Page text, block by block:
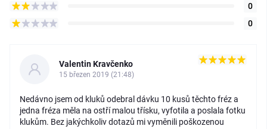
0
0
Valentin Kravčenko
15 březen 2019 (21:48)
Nedávno jsem od kluků odebral dávku 10 kusů těchto fréz a
jedna fréza měla na ostří malou třísku, vyfotila a poslala fotku
klukům. Bez jakýchkoliv dotazů mi vyměnili poškozenou